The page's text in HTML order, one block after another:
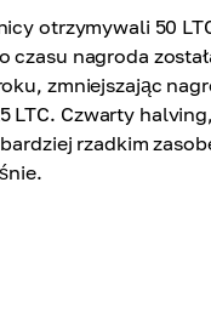
otrzymywali 50
czasu nagroda
zmniejszając
Czwarty
rzadkim